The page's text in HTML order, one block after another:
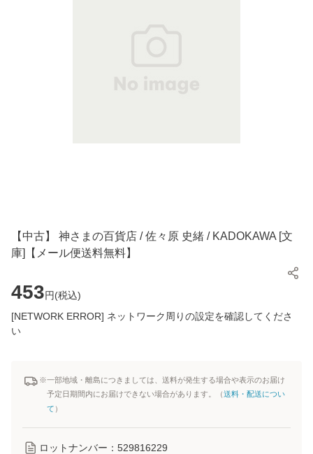
【中古】 神さまの百貨店 / 佐々原 史緒 / KADOKAWA [文
庫]【メール便送料無料】
453円(税込)
[NETWORK ERROR] ネットワーク周りの設定を確認してくださ
い
※一部地域・離島につきましては、送料が発生する場合や表示のお届け
予定日期間内にお届けできない場合があります。（送料・配送につい
て ）
ロットナンバー： 529816229